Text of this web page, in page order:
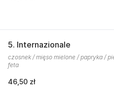
5. Internazionale
czosnek / mięso mielone / papryka /
feta
46,50 zł